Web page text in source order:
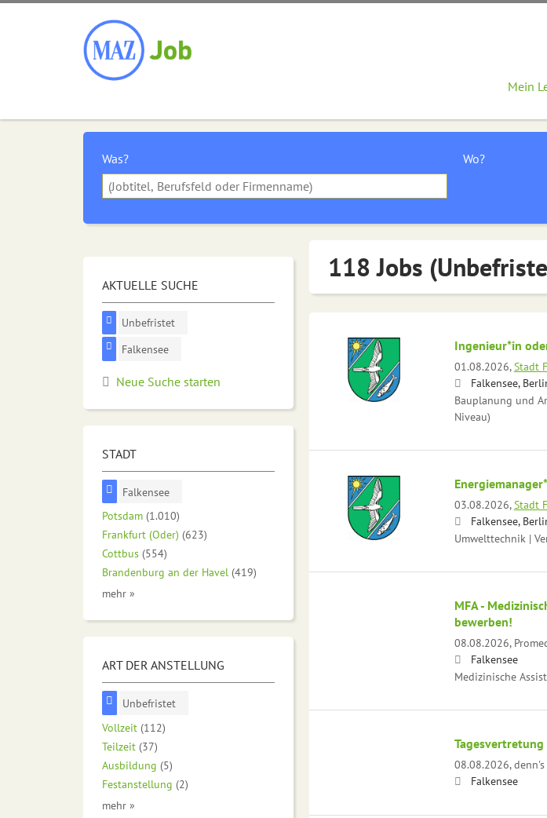
Mein
Was? Wo?
118 Jobs
Ingenieur*in
01.08.2026, Stadt
Falkensee,
Bauplanung und
Niveau)
03.08.2026, Stadt
Falkensee,
Umwelttechnik |
MFA -
bewerben!
08.08.2026,
Falkensee
Medizinische
08.08.2026,
Falkensee
AKTUELLE SUCHE
Unbefristet
Falkensee
Neue Suche starten
STADT
Falkensee
Potsdam (1.010)
Frankfurt (Oder) (623)
Cottbus (554)
Brandenburg an der Havel (419)
mehr »
ART DER ANSTELLUNG
Unbefristet
Vollzeit (112)
Teilzeit (37)
Ausbildung (5)
Festanstellung (2)
mehr »